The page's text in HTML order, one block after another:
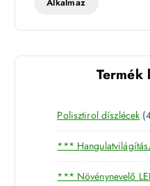
Termék
Polisztirol díszlécek
***
*** Növénynevelő